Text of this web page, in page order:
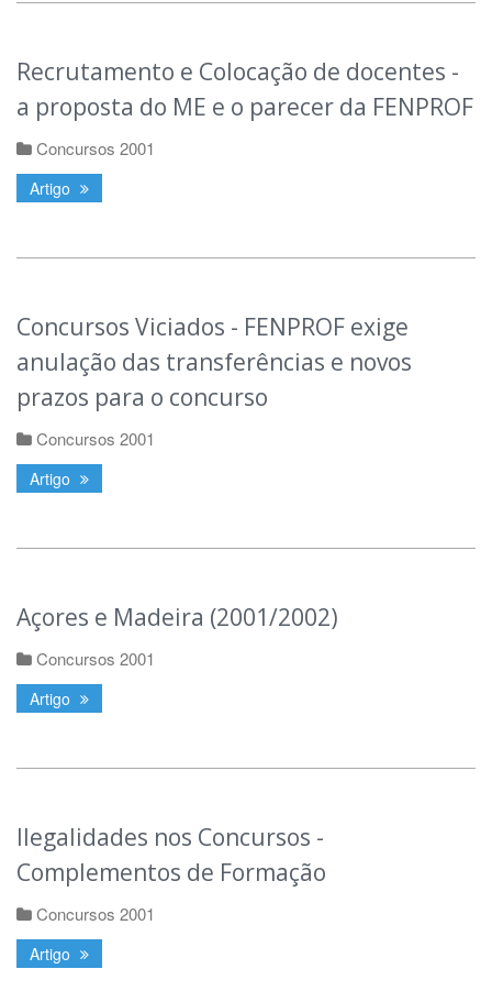
Recrutamento e Colocação de docentes -
a proposta do ME e o parecer da FENPROF
Concursos 2001
Artigo
Concursos Viciados - FENPROF exige
anulação das transferências e novos
prazos para o concurso
Concursos 2001
Artigo
Açores e Madeira (2001/2002)
Concursos 2001
Artigo
Ilegalidades nos Concursos -
Complementos de Formação
Concursos 2001
Artigo